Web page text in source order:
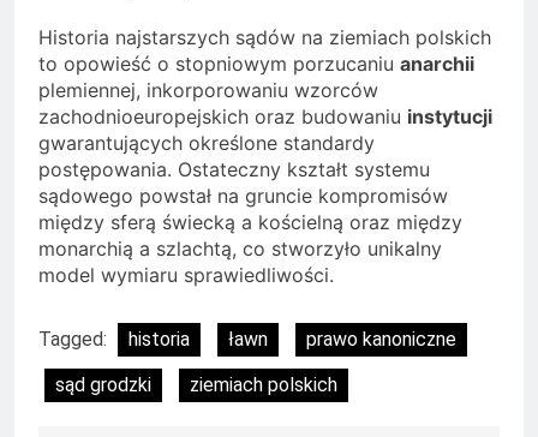
Historia najstarszych sądów na ziemiach polskich
to opowieść o stopniowym porzucaniu anarchii
plemiennej, inkorporowaniu wzorców
zachodnioeuropejskich oraz budowaniu instytucji
gwarantujących określone standardy
postępowania. Ostateczny kształt systemu
sądowego powstał na gruncie kompromisów
między sferą świecką a kościelną oraz między
monarchią a szlachtą, co stworzyło unikalny
model wymiaru sprawiedliwości.
Tagged: historia ławn
prawo kanoniczne
sąd grodzki
ziemiach polskich